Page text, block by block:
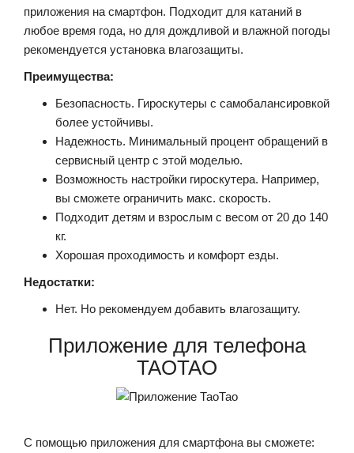
приложения на смартфон. Подходит для катаний в
любое время года, но для дождливой и влажной погоды
рекомендуется установка влагозащиты.
Преимущества:
Безопасность. Гироскутеры с самобалансировкой
более устойчивы.
Надежность. Минимальный процент обращений в
сервисный центр с этой моделью.
Возможность настройки гироскутера. Например,
вы сможете ограничить макс. скорость.
Подходит детям и взрослым с весом от 20 до 140
кг.
Хорошая проходимость и комфорт езды.
Недостатки:
Нет. Но рекомендуем добавить влагозащиту.
Приложение для телефона
TAOTAO
С помощью приложения для смартфона вы сможете: